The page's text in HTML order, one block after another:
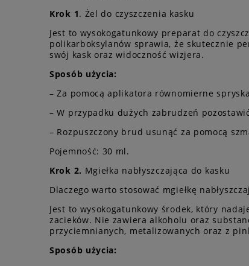
Krok 1. Żel do czyszczenia kasku
Jest to wysokogatunkowy preparat do
polikarboksylanów sprawia, że skutecznie
swój kask oraz widoczność wizjera.
Sposób użycia:
– Za pomocą aplikatora równomierne
– W przypadku dużych zabrudzeń
– Rozpuszczony brud usunąć za pomocą
Pojemność: 30 ml.
Krok 2. Mgiełka nabłyszczająca do kasku
Dlaczego warto stosować mgiełkę
Jest to wysokogatunkowy środek, który
zacieków. Nie zawiera alkoholu oraz
przyciemnianych, metalizowanych oraz z
Sposób użycia: